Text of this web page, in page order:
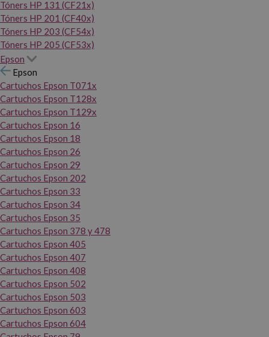
Tóners HP 131 (CF21x)
Tóners HP 201 (CF40x)
Tóners HP 203 (CF54x)
Tóners HP 205 (CF53x)
Epson
Epson
Cartuchos Epson T071x
Cartuchos Epson T128x
Cartuchos Epson T129x
Cartuchos Epson 16
Cartuchos Epson 18
Cartuchos Epson 26
Cartuchos Epson 29
Cartuchos Epson 202
Cartuchos Epson 33
Cartuchos Epson 34
Cartuchos Epson 35
Cartuchos Epson 378 y 478
Cartuchos Epson 405
Cartuchos Epson 407
Cartuchos Epson 408
Cartuchos Epson 502
Cartuchos Epson 503
Cartuchos Epson 603
Cartuchos Epson 604